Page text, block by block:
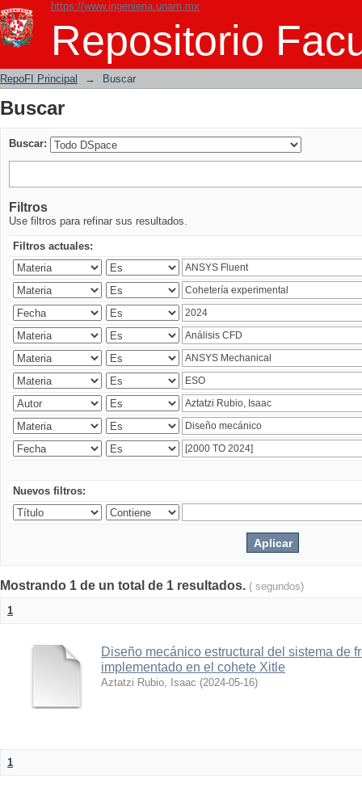
https://www.ingenieria.unam.mx
Repositorio
Buscar
RepoFI Principal → Buscar
Buscar
Buscar:
Filtros
Use filtros para refinar sus resultados.
Filtros actuales:
Nuevos filtros:
Mostrando 1 de un total de 1 resultados. ( segundos)
1
Diseño mecánico estructural del sistema de
implementado en el cohete Xitle
Aztatzi Rubio, Isaac (2024-05-16)
1